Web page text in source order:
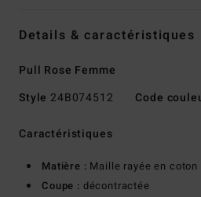
Details & caractéristiques
Pull Rose Femme
Style 24B074512 Code
Caractéristiques
Matière : Maille rayée en
Coupe : décontractée